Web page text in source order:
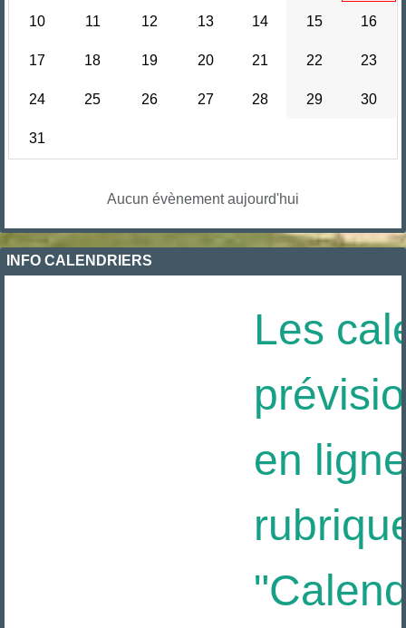
10 11 12 13 14 15 16
17 18 19 20 21 22 23
24 25 26 27 28 29 30
31
Aucun évènement aujourd'hui
INFO CALENDRIERS
Les
en
rubrique